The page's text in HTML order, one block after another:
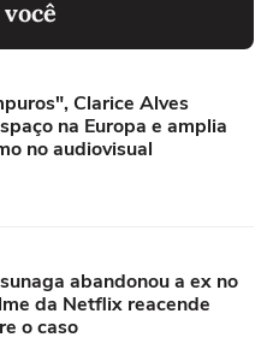
Clarice Alves
na Europa e amplia
no audiovisual
abandonou a ex no
da Netflix reacende
o caso